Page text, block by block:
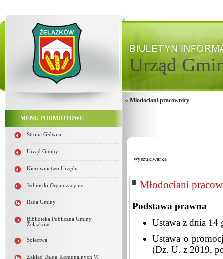
Urząd
MENU PODMIOTOWE
Strona Główna
Urząd Gminy
Kierownictwo Urzędu
Jednostki Organizacyjne
Rada Gminy
Biblioteka Publiczna Gminy
Żelazków
Sołectwa
Zakład Usług Komunalnych W
Młodociani pracownicy
Wyszukiwarka
Młodociani
Podstawa prawna
Ustawa z dnia 14
Ustawa o
(Dz. U. z 2019,